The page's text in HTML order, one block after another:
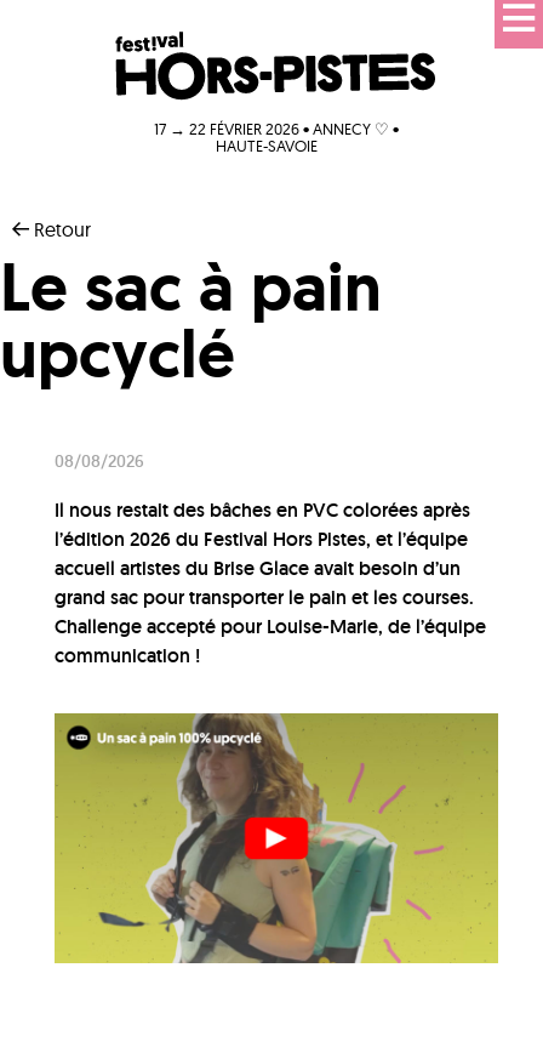
17 → 22 FÉVRIER 2026 • ANNECY ♡ •
HAUTE-SAVOIE
Retour
Le sac à pain
upcyclé
08/08/2026
Il nous restait des bâches en PVC colorées après
l’édition 2026 du Festival Hors Pistes, et l’équipe
accueil artistes du Brise Glace avait besoin d’un
grand sac pour transporter le pain et les courses.
Challenge accepté pour Louise-Marie, de l’équipe
communication !